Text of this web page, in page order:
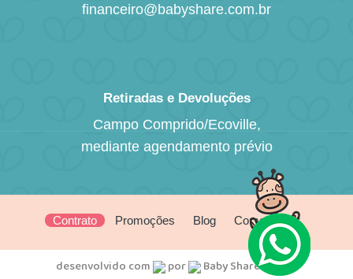
financeiro@babyshare.com.br
Retiradas e Devoluções
Campo Comprido/Ecoville,
mediante agendamento prévio
Contrato Promoções Blog Como alugar
desenvolvido com por Baby Share © 2026